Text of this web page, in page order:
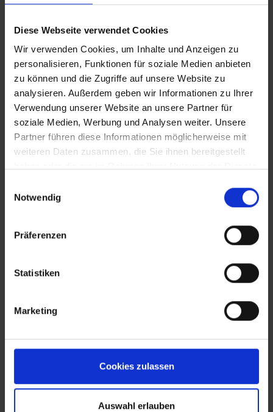
Diese Webseite verwendet Cookies
Wir verwenden Cookies, um Inhalte und Anzeigen zu
personalisieren, Funktionen für soziale Medien anbieten
zu können und die Zugriffe auf unsere Website zu
analysieren. Außerdem geben wir Informationen zu Ihrer
Verwendung unserer Website an unsere Partner für
soziale Medien, Werbung und Analysen weiter. Unsere
Partner führen diese Informationen möglicherweise mit
weiteren Daten zusammen, die Sie ihnen bereitgestellt
Notwendig
Präferenzen
Statistiken
Marketing
Cookies zulassen
Auswahl erlauben